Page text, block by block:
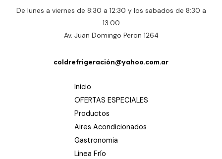
De lunes a viernes de 8:30 a 12:30 y los sabados de 8:30 a
13:00
Av. Juan Domingo Peron 1264
coldrefrigeración@yahoo.com.ar
Inicio
OFERTAS ESPECIALES
Productos
Aires Acondicionados
Gastronomia
Linea Frío